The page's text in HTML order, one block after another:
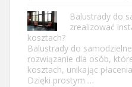
Balustrady do
zrealizować
kosztach?
Balustrady do
rozwiązanie dla osób,
kosztach, unikając
Dzięki prostym …